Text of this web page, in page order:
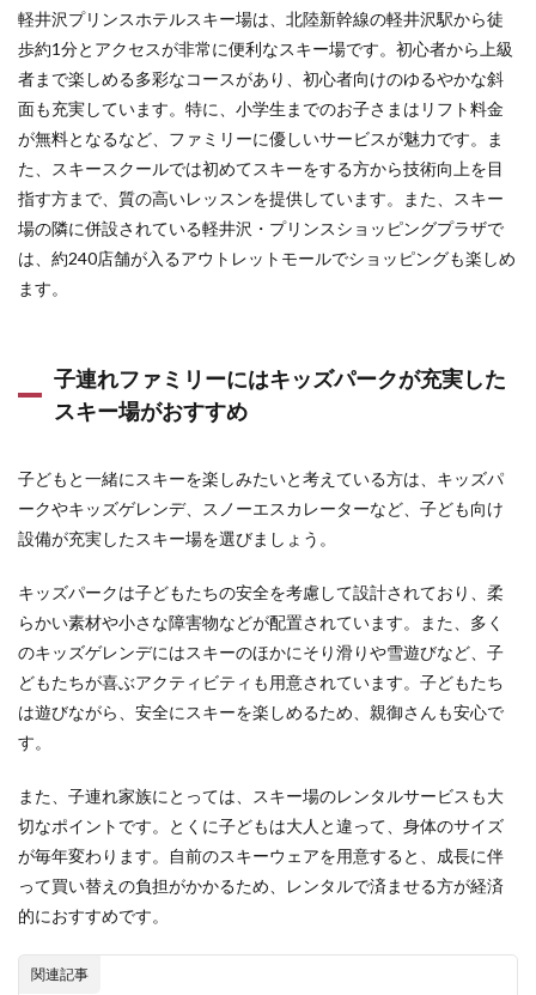
たんば
らスキ
ーパー
ク――
自然と
温泉を
楽しめ
る、関
東随一
の雪質
にこだ
わるス
水上ス
キー場
――朝
走可
能！
指の雪
クティ
ビティ
6.3.3
丸沼高
原スキ
ー場
で、自
然の地
形を活
かした
コース
を楽し
軽井沢プリンスホテルスキー場は、北陸新幹線の軽井沢駅から徒
歩約1分とアクセスが非常に便利なスキー場です。初心者から上級
者まで楽しめる多彩なコースがあり、初心者向けのゆるやかな斜
面も充実しています。特に、小学生までのお子さまはリフト料金
が無料となるなど、ファミリーに優しいサービスが魅力です。ま
た、スキースクールでは初めてスキーをする方から技術向上を目
指す方まで、質の高いレッスンを提供しています。また、スキー
場の隣に併設されている軽井沢・プリンスショッピングプラザで
は、約240店舗が入るアウトレットモールでショッピングも楽しめ
ます。
子連れファミリーにはキッズパークが充実した
スキー場がおすすめ
子どもと一緒にスキーを楽しみたいと考えている方は、キッズパ
ークやキッズゲレンデ、スノーエスカレーターなど、子ども向け
設備が充実したスキー場を選びましょう。
キッズパークは子どもたちの安全を考慮して設計されており、柔
らかい素材や小さな障害物などが配置されています。また、多く
のキッズゲレンデにはスキーのほかにそり滑りや雪遊びなど、子
どもたちが喜ぶアクティビティも用意されています。子どもたち
は遊びながら、安全にスキーを楽しめるため、親御さんも安心で
す。
また、子連れ家族にとっては、スキー場のレンタルサービスも大
切なポイントです。とくに子どもは大人と違って、身体のサイズ
が毎年変わります。自前のスキーウェアを用意すると、成長に伴
って買い替えの負担がかかるため、レンタルで済ませる方が経済
的におすすめです。
関連記事